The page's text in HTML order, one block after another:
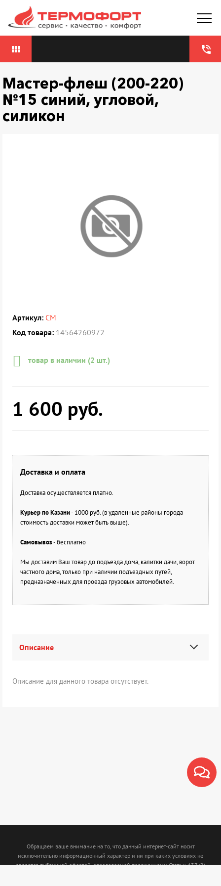
phone_in_talk
view_module
Мастер-флеш (200-220)
№15 синий, угловой,
силикон
Артикул: СМ
Код товара: 14564260972
товар в наличии (2 шт.)
1 600 руб.
Доставка и оплата
Доставка осуществляется платно.
Курьер по Казани- 1000 руб. (в удаленные районы города
стоимость доставки может быть выше).
Самовывоз- бесплатно
Мы доставим Ваш товар до подъезда дома, калитки дачи, ворот
частного дома, только при наличии подъездных путей,
предназначенных для проезда грузовых автомобилей.
Описание
Описание для данного товара отсутствует.
Обращаем ваше внимание на то, что данный интернет-сайт носит
исключительно информационный характер и ни при каких условиях не
является публичной офертой, определяемой положениями Статьи 437 (2)